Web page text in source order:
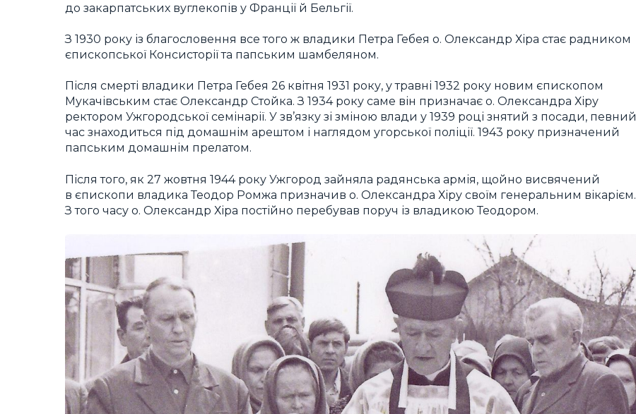
до закарпатських вуглекопів у Франції й Бельгії.
З 1930 року із благословення все того ж владики Петра Гебея о. Олександр Хіра стає радником
єпископської Консисторії та папським шамбеляном.
Після смерті владики Петра Гебея 26 квітня 1931 року, у травні 1932 року новим єпископом
Мукачівським стає Олександр Стойка. З 1934 року саме він призначає о. Олександра Хіру
ректором Ужгородської семінарії. У зв’язку зі зміною влади у 1939 році знятий з посади, певний
час знаходиться під домашнім арештом і наглядом угорської поліції. 1943 року призначений
папським домашнім прелатом.
Після того, як 27 жовтня 1944 року Ужгород зайняла радянська армія, щойно висвячений
в єпископи владика Теодор Ромжа призначив о. Олександра Хіру своїм генеральним вікарієм.
З того часу о. Олександр Хіра постійно перебував поруч із владикою Теодором.